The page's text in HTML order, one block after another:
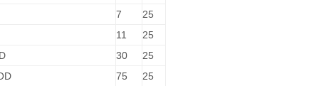
7
25
11
25
30
25
75
25